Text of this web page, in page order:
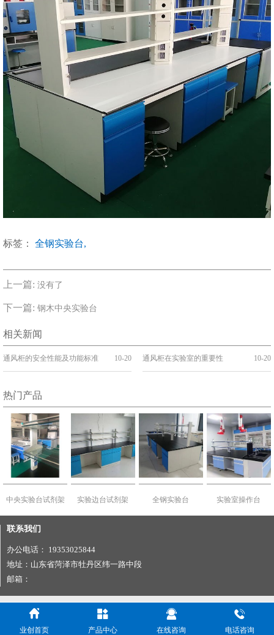

业创首页

产品中心

在线咨询

电话咨询
标签： 全钢实验台,
上一篇: 没有了
下一篇: 钢木中央实验台
相关新闻
通风柜的安全性能及功能标准 10-20 通风柜在实验室的重要性 10-20
热门产品
中央实验台试剂架 实验边台试剂架 全钢实验台 实验室操作台
联系我们
办公电话： 19353025844
地址：山东省菏泽市牡丹区纬一路中段
邮箱：